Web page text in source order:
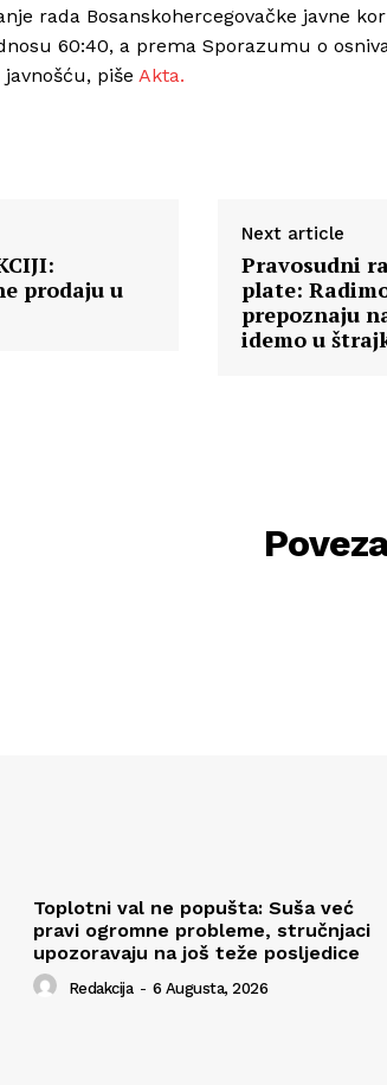
rada Bosanskohercegovačke javne
60:40, a prema Sporazumu o
piše Akta.
prodaju u
Next article
Pravosudni
plate:
prepoznaju
idemo u
Toplotni val ne popušta: Suša već
pravi ogromne probleme, stručnjaci
upozoravaju na još teže posljedice
Redakcija - 6 Augusta, 2026